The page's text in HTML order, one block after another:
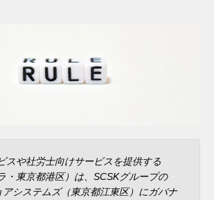
スや社労士向けサービスを提供する
・東京都港区）は、SCSKグループの
アシステムズ（東京都江東区）にガバナ